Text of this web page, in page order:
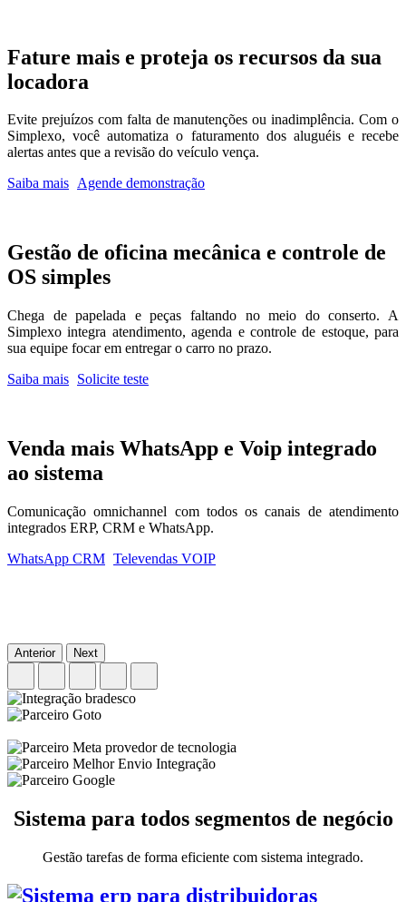
Fature mais e proteja os recursos da sua
locadora
Evite prejuízos com falta de manutenções ou inadimplência. Com o
Simplexo, você automatiza o faturamento dos aluguéis e recebe
alertas antes que a revisão do veículo vença.
Saiba mais Agende demonstração
Gestão de oficina mecânica e controle de
OS simples
Chega de papelada e peças faltando no meio do conserto. A
Simplexo integra atendimento, agenda e controle de estoque, para
sua equipe focar em entregar o carro no prazo.
Saiba mais Solicite teste
Venda mais WhatsApp e Voip integrado
ao sistema
Comunicação omnichannel com todos os canais de atendimento
integrados ERP, CRM e WhatsApp.
WhatsApp CRM Televendas VOIP
Anterior Next
Sistema para todos segmentos de negócio
Gestão tarefas de forma eficiente com sistema integrado.